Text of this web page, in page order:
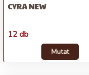
CYRA NEW
12 db
Mutat